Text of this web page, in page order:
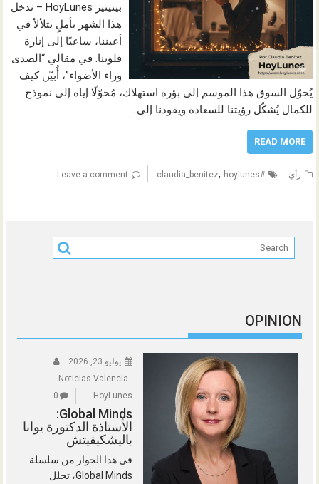
بينيتيز HoyLunes – ندخل
هذا الشهر بأملٍ يتلألأ في
أعيننا، ساعيًا إلى إنارة
قلوبنا. في مقالي “الصدى
وراء الأضواء”، أُبيّن كيف
يُحوّل السوق هذا الموسم إلى بؤرة استهلاك، مُحوّلًا إياه إلى نموذج
للكمال يُشكّل رؤيتنا للسعادة ويقودنا إلى…
READ MORE
رأي #claudia_benitez
, hoylunes
Leave a comment
OPINION
يوليو 23, 2026
Noticias Valencia -
HoyLunes
0
Global Minds:
الأستاذة الدكتورة يوانا
باليشكيفيتش
في هذا الحوار من سلسلة
Global Minds، تحلل